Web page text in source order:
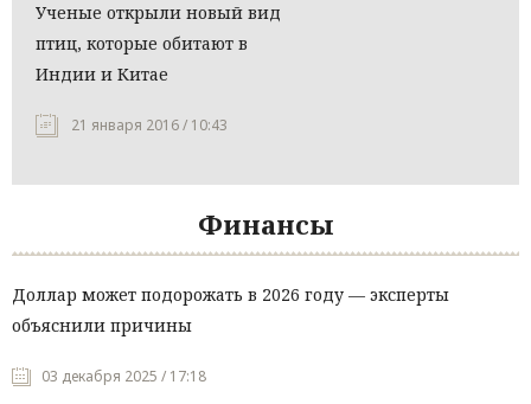
Ученые открыли новый вид
птиц, которые обитают в
Индии и Китае
21 января 2016 / 10:43
Финансы
Доллар может подорожать в 2026 году — эксперты
объяснили причины
03 декабря 2025 / 17:18